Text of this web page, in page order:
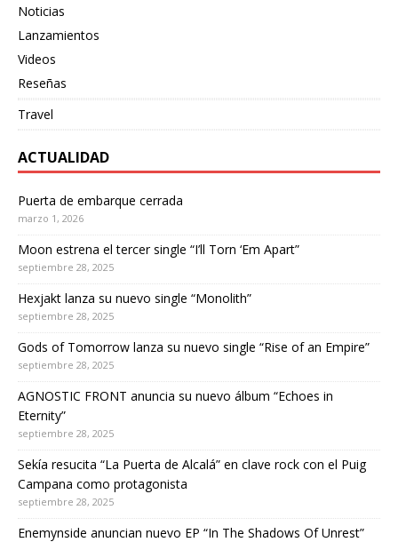
Noticias
Lanzamientos
Videos
Reseñas
Travel
ACTUALIDAD
Puerta de embarque cerrada
marzo 1, 2026
Moon estrena el tercer single “I’ll Torn ‘Em Apart”
septiembre 28, 2025
Hexjakt lanza su nuevo single “Monolith”
septiembre 28, 2025
Gods of Tomorrow lanza su nuevo single “Rise of an Empire”
septiembre 28, 2025
AGNOSTIC FRONT anuncia su nuevo álbum “Echoes in
Eternity”
septiembre 28, 2025
Sekía resucita “La Puerta de Alcalá” en clave rock con el Puig
Campana como protagonista
septiembre 28, 2025
Enemynside anuncian nuevo EP “In The Shadows Of Unrest”